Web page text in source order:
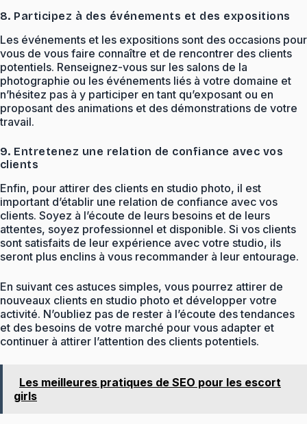
8. Participez à des événements et des expositions
Les événements et les expositions sont des occasions pour
vous de vous faire connaître et de rencontrer des clients
potentiels. Renseignez-vous sur les salons de la
photographie ou les événements liés à votre domaine et
n’hésitez pas à y participer en tant qu’exposant ou en
proposant des animations et des démonstrations de votre
travail.
9. Entretenez une relation de confiance avec vos
clients
Enfin, pour attirer des clients en studio photo, il est
important d’établir une relation de confiance avec vos
clients. Soyez à l’écoute de leurs besoins et de leurs
attentes, soyez professionnel et disponible. Si vos clients
sont satisfaits de leur expérience avec votre studio, ils
seront plus enclins à vous recommander à leur entourage.
En suivant ces astuces simples, vous pourrez attirer de
nouveaux clients en studio photo et développer votre
activité. N’oubliez pas de rester à l’écoute des tendances
et des besoins de votre marché pour vous adapter et
continuer à attirer l’attention des clients potentiels.
Les meilleures pratiques de SEO pour les escort
girls